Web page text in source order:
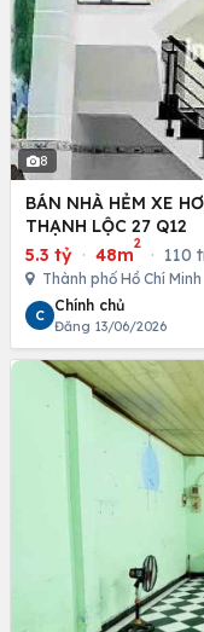
8
BÁN NHÀ HẺM XE
THẠNH LỘC 27 Q12
5.3 tỷ · 48m
2
· 110
Thành phố Hồ Chí Minh
C
Chính chủ
Đăng 13/06/2026